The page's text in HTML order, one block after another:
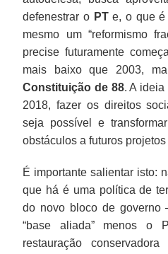
defenestrar o PTe, o que é
mesmo um “reformismo
precise futuramente
mais baixo que 2003,
Constituição de 88. A ideia
2018, fazer os direitos
seja possível e
obstáculos a futuros
É importante salientar isto:
que há é uma política de
do novo bloco de governo
“base aliada” menos o
restauração